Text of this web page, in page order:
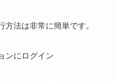
方法は非常に簡単です。
ンにログイン